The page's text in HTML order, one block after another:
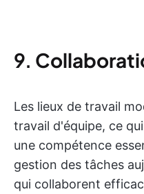
9.
Les lieux de travail
travail d'équipe, ce
une compétence
gestion des tâches
qui collaborent